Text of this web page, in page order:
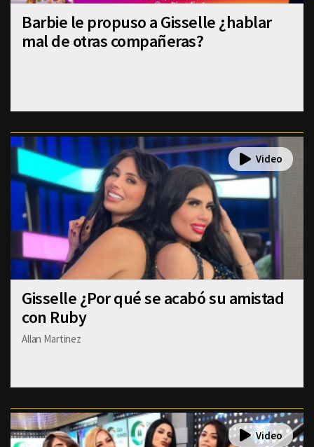
Barbie le propuso a Gisselle ¿hablar
mal de otras compañeras?
Gisselle ¿Por qué se acabó su amistad
con Ruby
Allan Martinez